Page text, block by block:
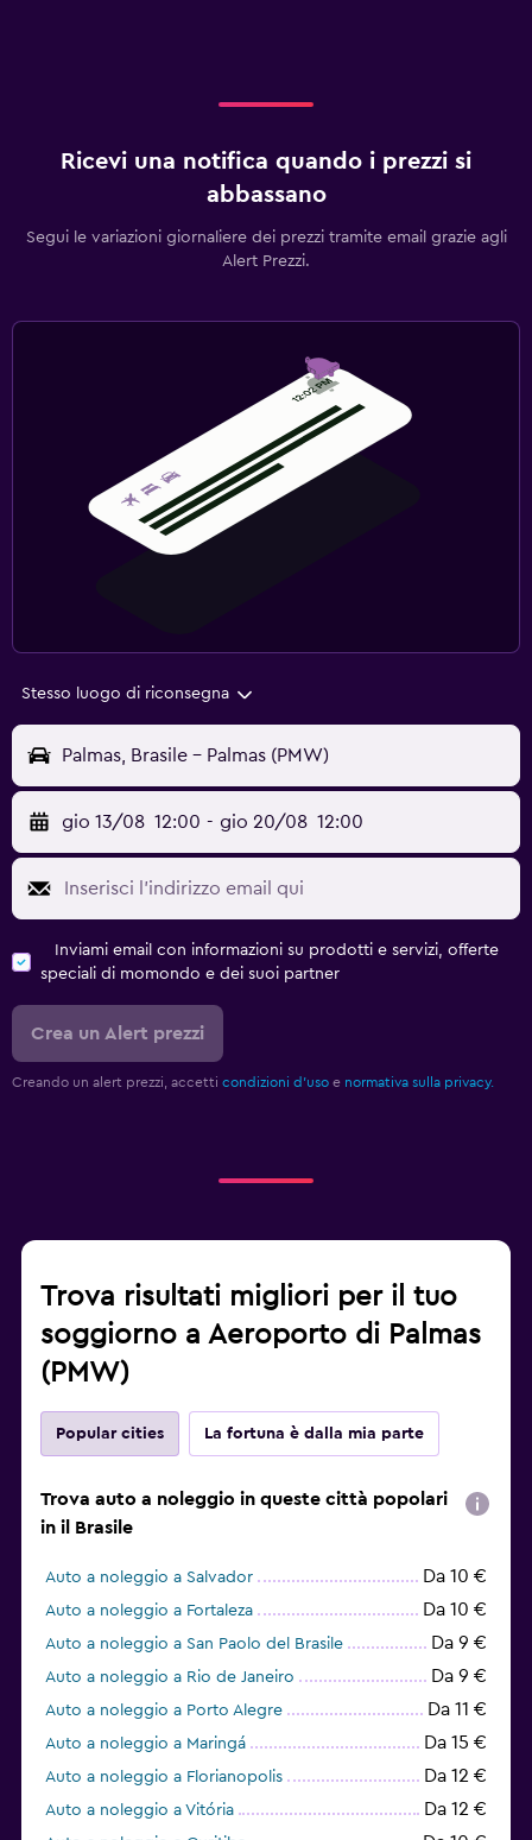
Ricevi una notifica quando i prezzi si
abbassano
Segui le variazioni giornaliere dei prezzi tramite email grazie agli
Alert Prezzi.
Stesso luogo di riconsegna
Palmas, Brasile - Palmas (PMW)
gio 13/08 12:00 - gio 20/08 12:00
Inviami email con informazioni su prodotti e servizi, offerte
speciali di momondo e dei suoi partner
Crea un Alert prezzi
Creando un alert prezzi, accetti condizioni d'uso e normativa sulla privacy.
Trova risultati migliori per il tuo
soggiorno a Aeroporto di Palmas
(PMW)
Popular cities La fortuna è dalla mia parte
Trova auto a noleggio in queste città popolari
in il Brasile
Auto a noleggio a Salvador Da 10 €
Auto a noleggio a Fortaleza Da 10 €
Auto a noleggio a San Paolo del Brasile Da 9 €
Auto a noleggio a Rio de Janeiro Da 9 €
Auto a noleggio a Porto Alegre Da 11 €
Auto a noleggio a Maringá Da 15 €
Auto a noleggio a Florianopolis Da 12 €
Auto a noleggio a Vitória Da 12 €